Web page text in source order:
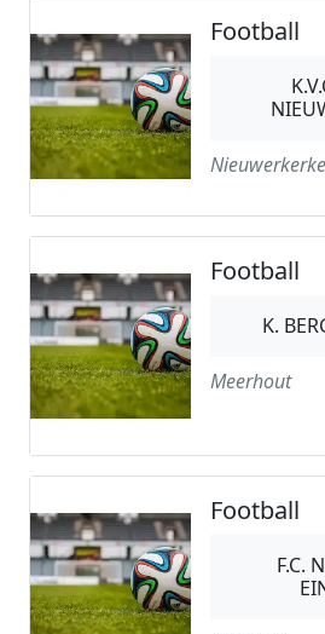
Football
Football
K.
Meerhout
Football
F.C.